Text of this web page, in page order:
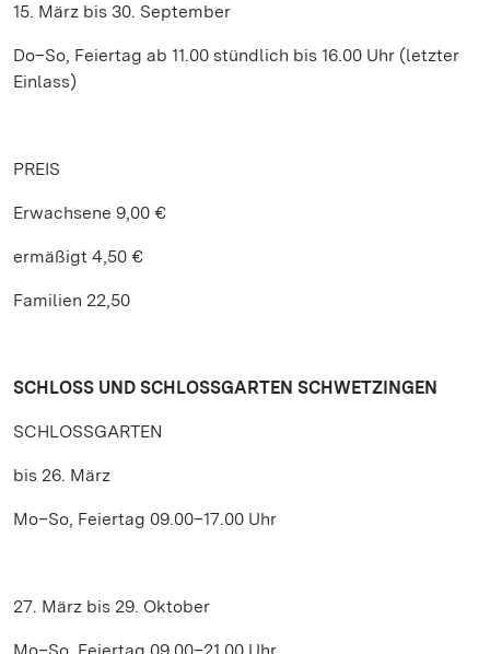
15. März bis 30. September
Do–So, Feiertag ab 11.00 stündlich bis 16.00 Uhr (letzter
Einlass)
PREIS
Erwachsene 9,00 €
ermäßigt 4,50 €
Familien 22,50
SCHLOSS UND SCHLOSSGARTEN SCHWETZINGEN
SCHLOSSGARTEN
bis 26. März
Mo–So, Feiertag 09.00–17.00 Uhr
27. März bis 29. Oktober